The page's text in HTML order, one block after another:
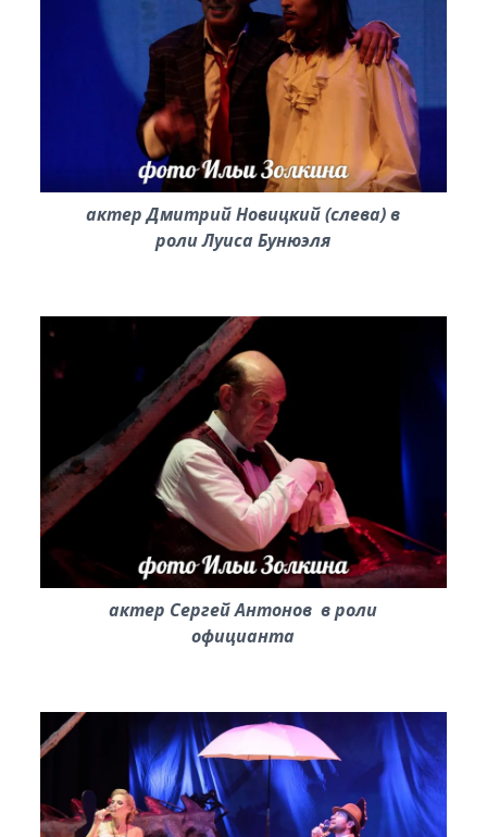
актер Дмитрий Новицкий (слева) в
роли Луиса Бунюэля
актер Сергей Антонов в роли
официанта